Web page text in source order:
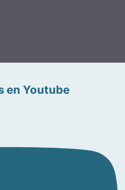
en Youtube